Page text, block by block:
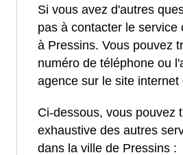
Si vous avez d'autres
pas à contacter le service
à Pressins. Vous pouvez
numéro de téléphone ou
agence sur le site internet
Ci-dessous, vous pouvez
exhaustive des autres
dans la ville de Pressins :